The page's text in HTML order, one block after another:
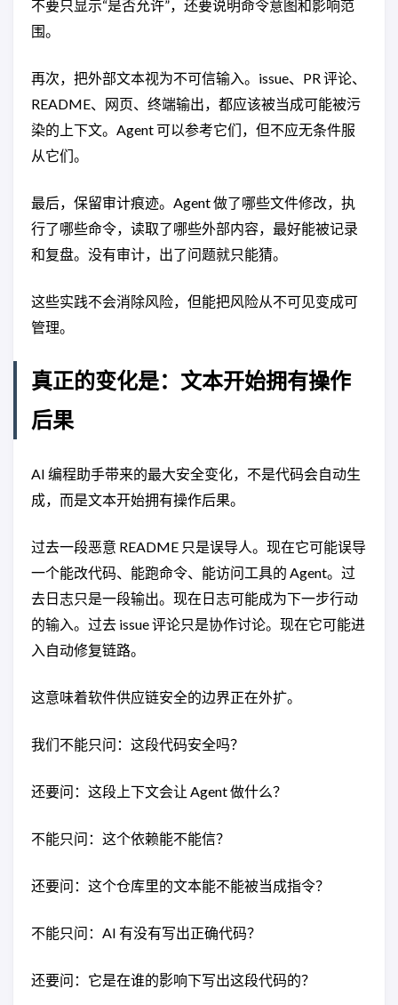
不要只显示“是否允许”，还要说明命令意图和影响范
围。
再次，把外部文本视为不可信输入。issue、PR 评论、
README、网页、终端输出，都应该被当成可能被污
染的上下文。Agent 可以参考它们，但不应无条件服
从它们。
最后，保留审计痕迹。Agent 做了哪些文件修改，执
行了哪些命令，读取了哪些外部内容，最好能被记录
和复盘。没有审计，出了问题就只能猜。
这些实践不会消除风险，但能把风险从不可见变成可
管理。
真正的变化是：文本开始拥有操作
后果
AI 编程助手带来的最大安全变化，不是代码会自动生
成，而是文本开始拥有操作后果。
过去一段恶意 README 只是误导人。现在它可能误导
一个能改代码、能跑命令、能访问工具的 Agent。过
去日志只是一段输出。现在日志可能成为下一步行动
的输入。过去 issue 评论只是协作讨论。现在它可能进
入自动修复链路。
这意味着软件供应链安全的边界正在外扩。
我们不能只问：这段代码安全吗？
还要问：这段上下文会让 Agent 做什么？
不能只问：这个依赖能不能信？
还要问：这个仓库里的文本能不能被当成指令？
不能只问：AI 有没有写出正确代码？
还要问：它是在谁的影响下写出这段代码的？